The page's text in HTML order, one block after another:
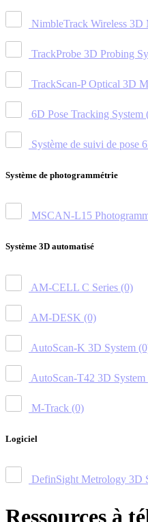
NimbleTrack Wireless 3D
TrackProbe 3D Probing
TrackScan-P Optical 3D
6D Pose Tracking System
Système de suivi de pose
Système de photogrammétrie
MSCAN-L15
Système 3D automatisé
AM-CELL C Series (0)
AM-DESK (0)
AutoScan-K 3D System
AutoScan-T42 3D System
M-Track (0)
Logiciel
DefinSight Metrology 3D
Ressources à